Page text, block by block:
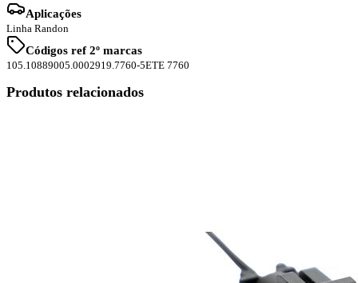
Aplicações
Linha Randon
Códigos ref 2º marcas
105.10889005.0002919.7760-5ETE 7760
Produtos relacionados